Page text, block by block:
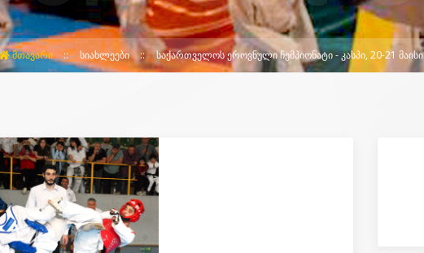
ᲛᲗᲐᲕᲐᲠᲘ ᲡᲘᲐᲮᲚᲔᲔᲑᲘ ᲡᲐᲥᲐᲠᲗᲕᲔᲚᲝᲡ ᲔᲠᲝᲕᲜᲣᲚᲘ ᲩᲔᲛᲞᲘᲝᲜᲐᲢᲘ - ᲙᲐᲡᲞᲘ, 20-21 ᲛᲐᲘᲡᲘ